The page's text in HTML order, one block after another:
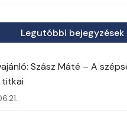
Legutóbbi bejegyzések
Szász Máté – A